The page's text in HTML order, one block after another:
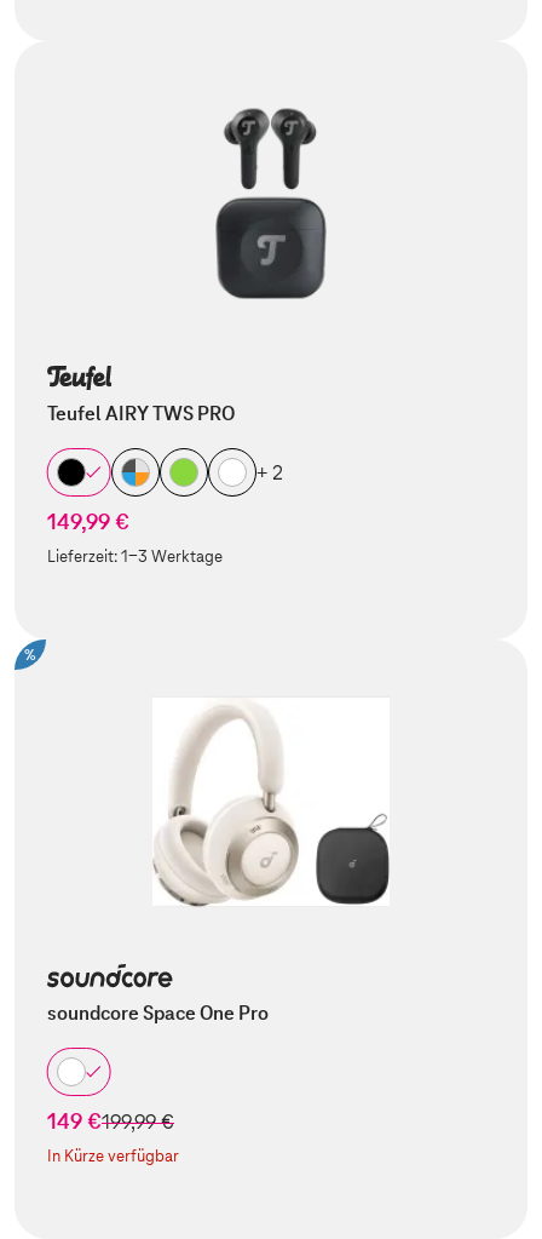
Teufel AIRY TWS PRO
+ 2
149,99 €
Lieferzeit:1-3 Werktage
%
soundcore Space One Pro
149 €statt
199,99 €
In Kürze verfügbar